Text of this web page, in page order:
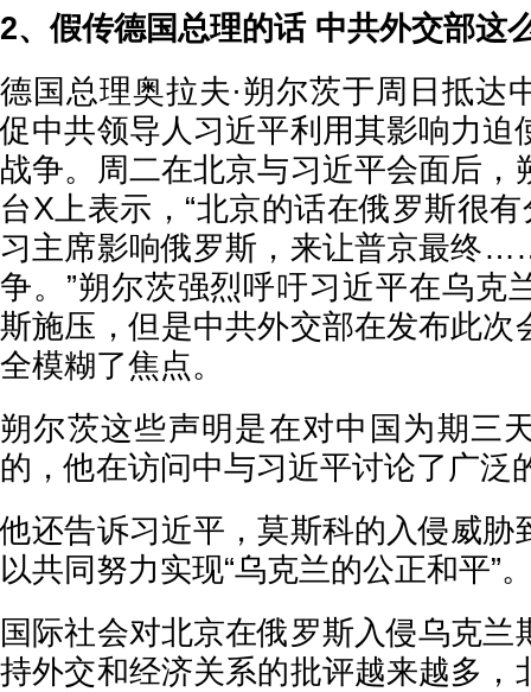
2、假传德国总理的话 中共外交部这
德国总理奥拉夫·朔尔茨于周日抵达
促中共领导人习近平利用其影响力迫
战争。周二在北京与习近平会面后，
台X上表示，“北京的话在俄罗斯很有
习主席影响俄罗斯，来让普京最终
争。”朔尔茨强烈呼吁习近平在乌克
斯施压，但是中共外交部在发布此次
全模糊了焦点。
朔尔茨这些声明是在对中国为期三
的，他在访问中与习近平讨论了广泛
他还告诉习近平，莫斯科的入侵威胁
以共同努力实现“乌克兰的公正和平”
国际社会对北京在俄罗斯入侵乌克兰
持外交和经济关系的批评越来越多，